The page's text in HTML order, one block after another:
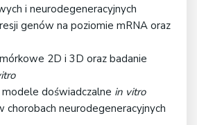
i neurodegeneracyjnych
genów na poziomie mRNA oraz
2D i 3D oraz badanie
modele doświadczalne in vitro
chorobach neurodegeneracyjnych